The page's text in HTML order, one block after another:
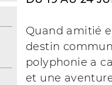
Quand amitié
destin
polyphonie a
et une